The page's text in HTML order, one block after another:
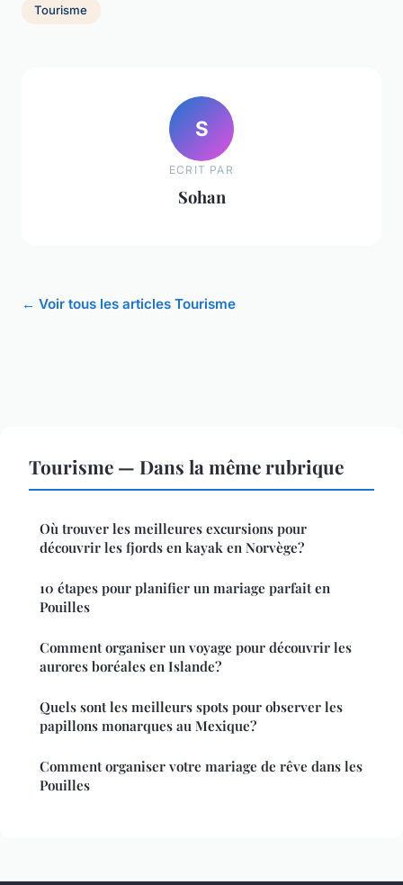
Tourisme
S
ECRIT PAR
Sohan
← Voir tous les articles Tourisme
Tourisme — Dans la même rubrique
Où trouver les meilleures excursions pour
découvrir les fjords en kayak en Norvège?
10 étapes pour planifier un mariage parfait en
Pouilles
Comment organiser un voyage pour découvrir les
aurores boréales en Islande?
Quels sont les meilleurs spots pour observer les
papillons monarques au Mexique?
Comment organiser votre mariage de rêve dans les
Pouilles